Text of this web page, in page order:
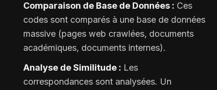
Comparaison de Base de Données : Ces
codes sont comparés à une base de données
massive (pages web crawlées, documents
académiques, documents internes).
Analyse de Similitude : Les
correspondances sont analysées. Un